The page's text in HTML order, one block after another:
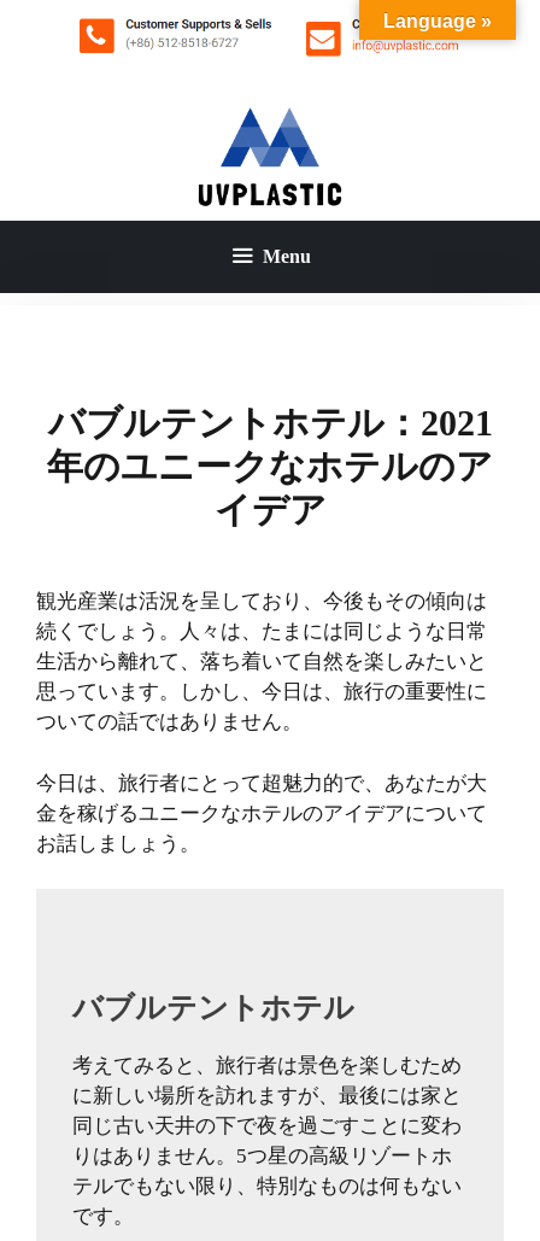
キ
Menu
バブルテントホテル：2021
年のユニークなホテルのア
イデア
観光産業は活況を呈しており、今後もその傾向は
続くでしょう。人々は、たまには同じような日常
生活から離れて、落ち着いて自然を楽しみたいと
思っています。しかし、今日は、旅行の重要性に
ついての話ではありません。
今日は、旅行者にとって超魅力的で、あなたが大
金を稼げるユニークなホテルのアイデアについて
お話しましょう。
バブルテントホテル
考えてみると、旅行者は景色を楽しむため
に新しい場所を訪れますが、最後には家と
同じ古い天井の下で夜を過ごすことに変わ
りはありません。5つ星の高級リゾートホ
テルでもない限り、特別なものは何もない
です。
Language »